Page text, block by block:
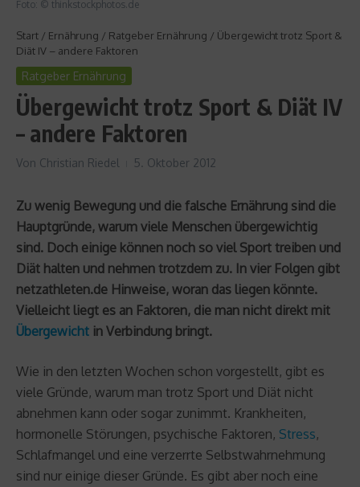
Foto: © thinkstockphotos.de
Start / Ernährung / Ratgeber Ernährung / Übergewicht trotz Sport &
Diät IV – andere Faktoren
Ratgeber Ernährung
Übergewicht trotz Sport & Diät IV
– andere Faktoren
Von Christian Riedel 5. Oktober 2012
Zu wenig Bewegung und die falsche Ernährung sind die
Hauptgründe, warum viele Menschen übergewichtig
sind. Doch einige können noch so viel Sport treiben und
Diät halten und nehmen trotzdem zu. In vier Folgen gibt
netzathleten.de Hinweise, woran das liegen könnte.
Vielleicht liegt es an Faktoren, die man nicht direkt mit
Übergewicht in Verbindung bringt.
Wie in den letzten Wochen schon vorgestellt, gibt es
viele Gründe, warum man trotz Sport und Diät nicht
abnehmen kann oder sogar zunimmt. Krankheiten,
hormonelle Störungen, psychische Faktoren, Stress,
Schlafmangel und eine verzerrte Selbstwahrnehmung
sind nur einige dieser Gründe. Es gibt aber noch eine